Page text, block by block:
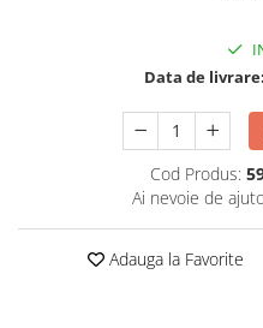
Seminte zucchini
Seminte Legume Profesionale
Seminte pentru germinare
Seminte trifoi
Data de livrare:
Cod Produs:
Ai nevoie de
Adauga la Favorite